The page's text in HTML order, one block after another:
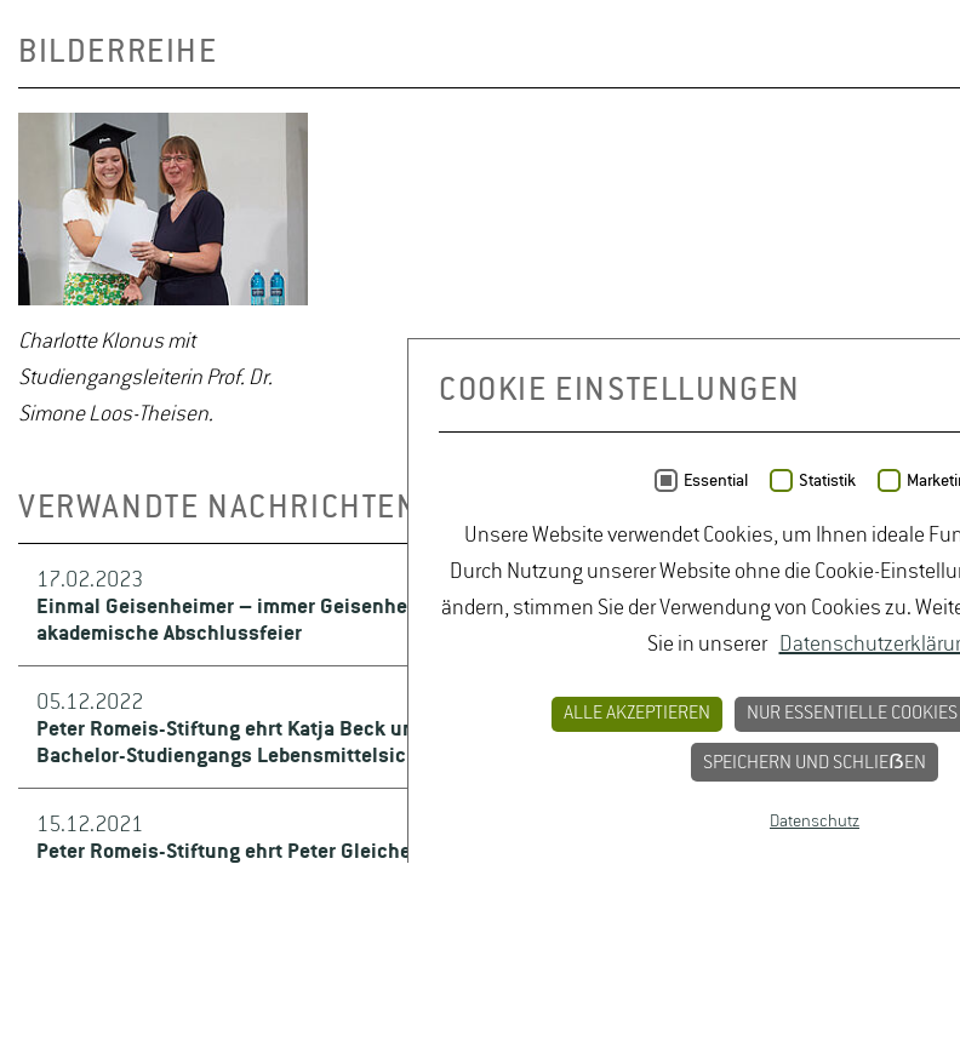
BILDERREIHE
Charlotte Klonus mit
Studiengangsleiterin Prof. Dr.
Simone Loos-Theisen.
VERWANDTE NACHRICHTEN
17.02.2023
Einmal Geisenheimer – immer Geisenheimer Hochschule Geisenheim feiert
akademische Abschlussfeier
05.12.2022
Peter Romeis-Stiftung ehrt Katja Beck und Tabea Pauli als Jahrgangsbeste des
Bachelor-Studiengangs Lebensmittelsicherheit
15.12.2021
Peter Romeis-Stiftung ehrt Peter Gleicher als besten Absolventen des Bachelor-
COOKIE EINSTELLUNGEN
Essential Statistik
Unsere Website verwendet Cookies, um Ihnen ideale
Durch Nutzung unserer Website ohne die Cookie-
ändern, stimmen Sie der Verwendung von Cookies zu.
Sie in unserer
ALLE AKZEPTIEREN NUR ESSENTIELLE
SPEICHERN UND SCHLIEẞEN
Datenschutz